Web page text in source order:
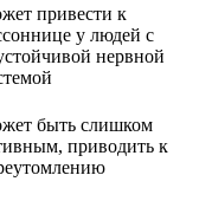
привести к
у людей с
нервной
быть слишком
приводить к